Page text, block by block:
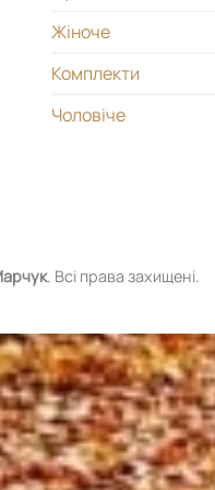
Жіноче
Комплекти
Чоловіче
. Всі права захищені.